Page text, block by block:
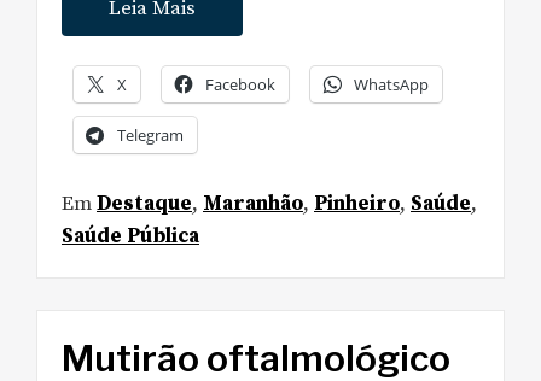
Leia Mais
X Facebook WhatsApp
Telegram
EmDestaque, Maranhão, Pinheiro, Saúde,
Saúde Pública
Mutirão oftalmológico